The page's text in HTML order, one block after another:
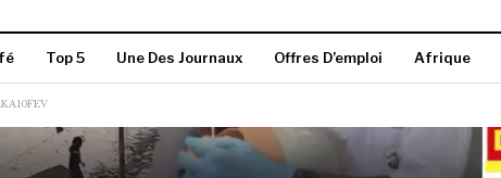
Top 5 Une Des Journaux Offres D’emploi Afrique